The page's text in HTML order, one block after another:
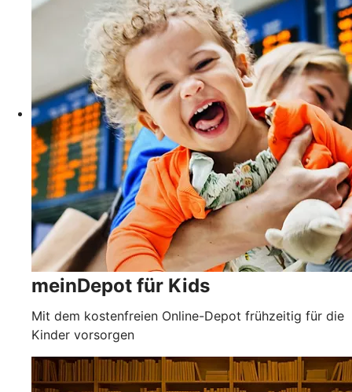
meinDepot für Kids
Mit dem kostenfreien Online-Depot frühzeitig für die
Kinder vorsorgen